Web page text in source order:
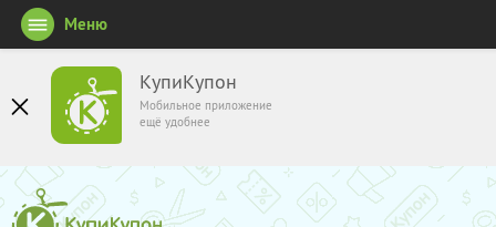
КупиКупон
Мобильное приложение
ещё удобнее
Меню